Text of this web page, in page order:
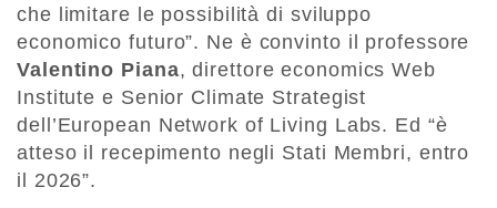
che limitare le possibilità di sviluppo
economico futuro”. Ne è convinto il professore
Valentino Piana, direttore economics Web
Institute e Senior Climate Strategist
dell’European Network of Living Labs. Ed “è
atteso il recepimento negli Stati Membri, entro
il 2026”.